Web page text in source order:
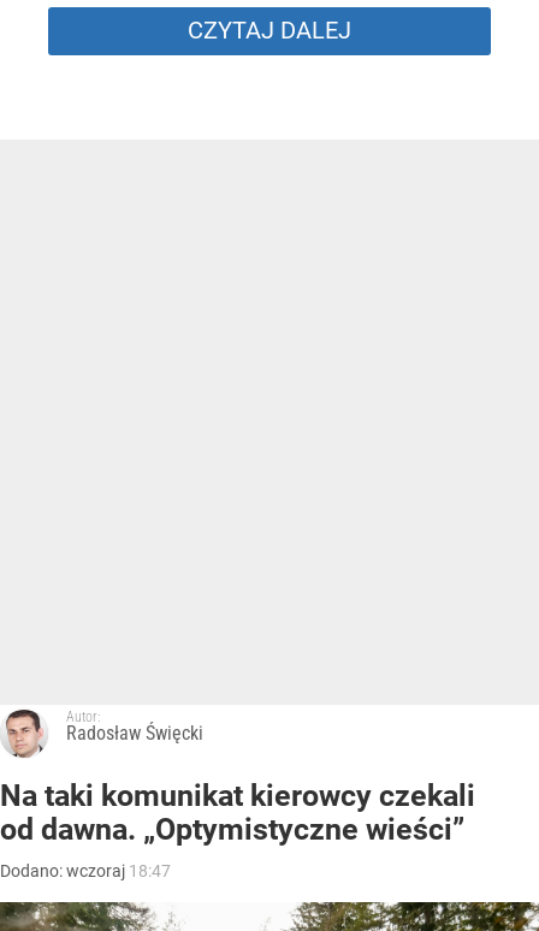
CZYTAJ DALEJ
Autor:
Radosław Święcki
Na taki komunikat kierowcy czekali
od dawna. „Optymistyczne wieści”
Dodano:wczoraj 18:47